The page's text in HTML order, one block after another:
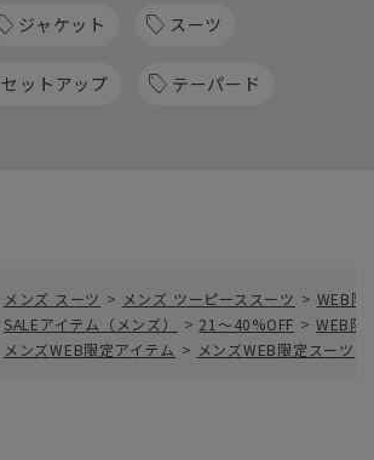
ジャケット スーツ
セットアップ テーパード
メンズ スーツ > メンズ ツーピーススーツ > WEB限
SALEアイテム（メンズ） > 21～40%OFF > WEB限
メンズWEB限定アイテム > メンズWEB限定スーツ